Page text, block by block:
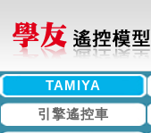
TAMIYA
引擎遙控車